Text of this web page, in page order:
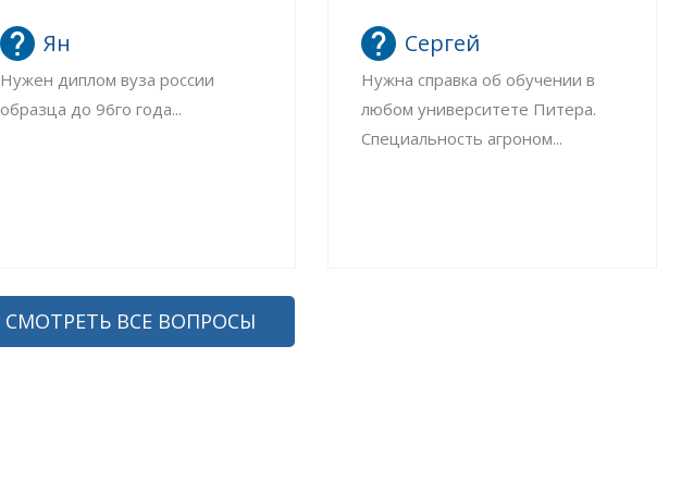
Ян
Нужен диплом вуза россии
образца до 96го года...
Сергей
Нужна справка об обучении в
любом университете Питера.
Специальность агроном...
СМОТРЕТЬ ВСЕ ВОПРОСЫ